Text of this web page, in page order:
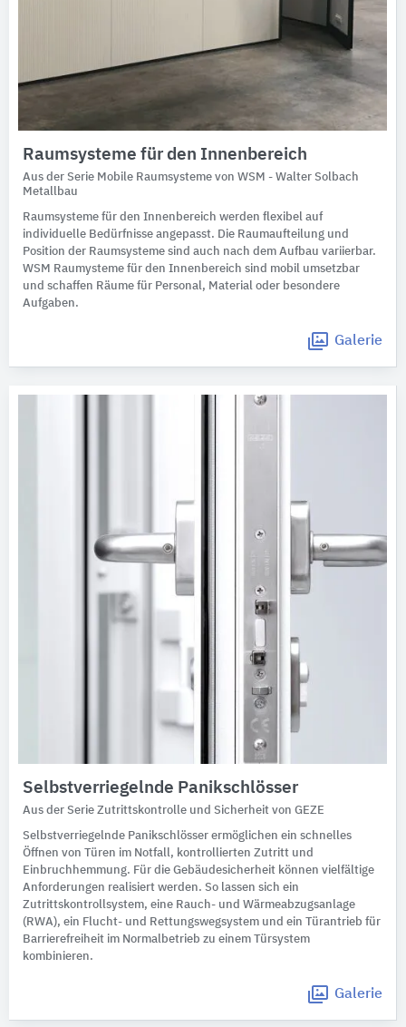
Raumsysteme für den Innenbereich
Aus der Serie Mobile Raumsysteme von WSM - Walter Solbach
Metallbau
Raumsysteme für den Innenbereich werden flexibel auf
individuelle Bedürfnisse angepasst. Die Raumaufteilung und
Position der Raumsysteme sind auch nach dem Aufbau variierbar.
WSM Raumysteme für den Innenbereich sind mobil umsetzbar
und schaffen Räume für Personal, Material oder besondere
Aufgaben.
Galerie
Selbstverriegelnde Panikschlösser
Aus der Serie Zutrittskontrolle und Sicherheit von GEZE
Selbstverriegelnde Panikschlösser ermöglichen ein schnelles
Öffnen von Türen im Notfall, kontrollierten Zutritt und
Einbruchhemmung. Für die Gebäudesicherheit können vielfältige
Anforderungen realisiert werden. So lassen sich ein
Zutrittskontrollsystem, eine Rauch- und Wärmeabzugsanlage
(RWA), ein Flucht- und Rettungswegsystem und ein Türantrieb für
Barrierefreiheit im Normalbetrieb zu einem Türsystem
kombinieren.
Galerie